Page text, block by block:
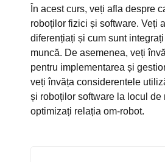
În acest curs, veți afla despre
roboților fizici și software. Veți
diferențiați și cum sunt
muncă. De asemenea, veți
pentru implementarea și
veți învăța considerentele
și roboților software la locul de
optimizați relația om-robot.